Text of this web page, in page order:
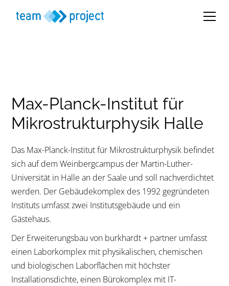
Max-Planck-Institut für
Mikrostruktur­physik Halle
Das Max-Planck-Institut für Mikrostrukturphysik befindet
sich auf dem Weinbergcampus der Martin-Luther-
Universität in Halle an der Saale und soll nachverdichtet
werden. Der Gebäudekomplex des 1992 gegründeten
Instituts umfasst zwei Institutsgebäude und ein
Gästehaus.
Der Erweiterungsbau von burkhardt + partner umfasst
einen Laborkomplex mit physikalischen, chemischen
und biologischen Laborflächen mit höchster
Installationsdichte, einen Bürokomplex mit IT-